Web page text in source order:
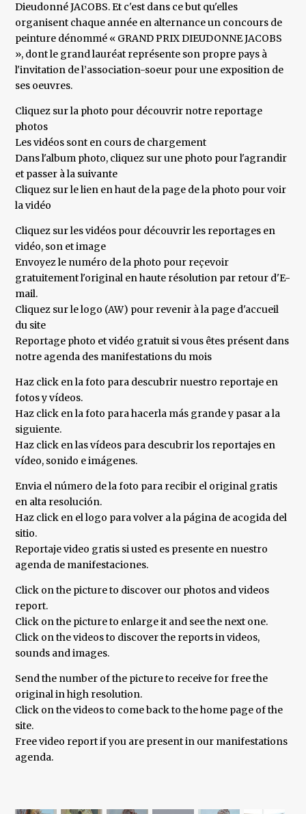
Dieudonné JACOBS. Et c'est dans ce but qu'elles
organisent chaque année en alternance un concours de
peinture dénommé « GRAND PRIX DIEUDONNE JACOBS
», dont le grand lauréat représente son propre pays à
l'invitation de l’association-soeur pour une exposition de
ses oeuvres.
Cliquez sur la photo pour découvrir notre reportage
photos
Les vidéos sont en cours de chargement
Dans l'album photo, cliquez sur une photo pour l'agrandir
et passer à la suivante
Cliquez sur le lien en haut de la page de la photo pour voir
la vidéo
Cliquez sur les vidéos pour découvrir les reportages en
vidéo, son et image
Envoyez le numéro de la photo pour reçevoir
gratuitement l'original en haute résolution par retour d'E-
mail.
Cliquez sur le logo (AW) pour revenir à la page d'accueil
du site
Reportage photo et vidéo gratuit si vous êtes présent dans
notre agenda des manifestations du mois
Haz click en la foto para descubrir nuestro reportaje en
fotos y vídeos.
Haz click en la foto para hacerla más grande y pasar a la
siguiente.
Haz click en las vídeos para descubrir los reportajes en
vídeo, sonido e imágenes.
Envia el número de la foto para recibir el original gratis
en alta resolución.
Haz click en el logo para volver a la página de acogida del
sitio.
Reportaje video gratis si usted es presente en nuestro
agenda de manifestaciones.
Click on the picture to discover our photos and videos
report.
Click on the picture to enlarge it and see the next one.
Click on the videos to discover the reports in videos,
sounds and images.
Send the number of the picture to receive for free the
original in high resolution.
Click on the videos to come back to the home page of the
site.
Free video report if you are present in our manifestations
agenda.